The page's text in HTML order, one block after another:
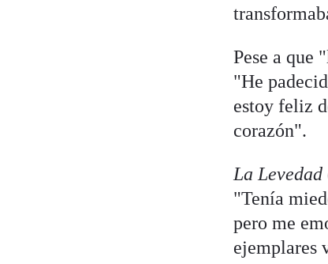
Pese a que
"He
estoy feliz
corazón".
La Levedad
"Tenía
pero me
ejemplares